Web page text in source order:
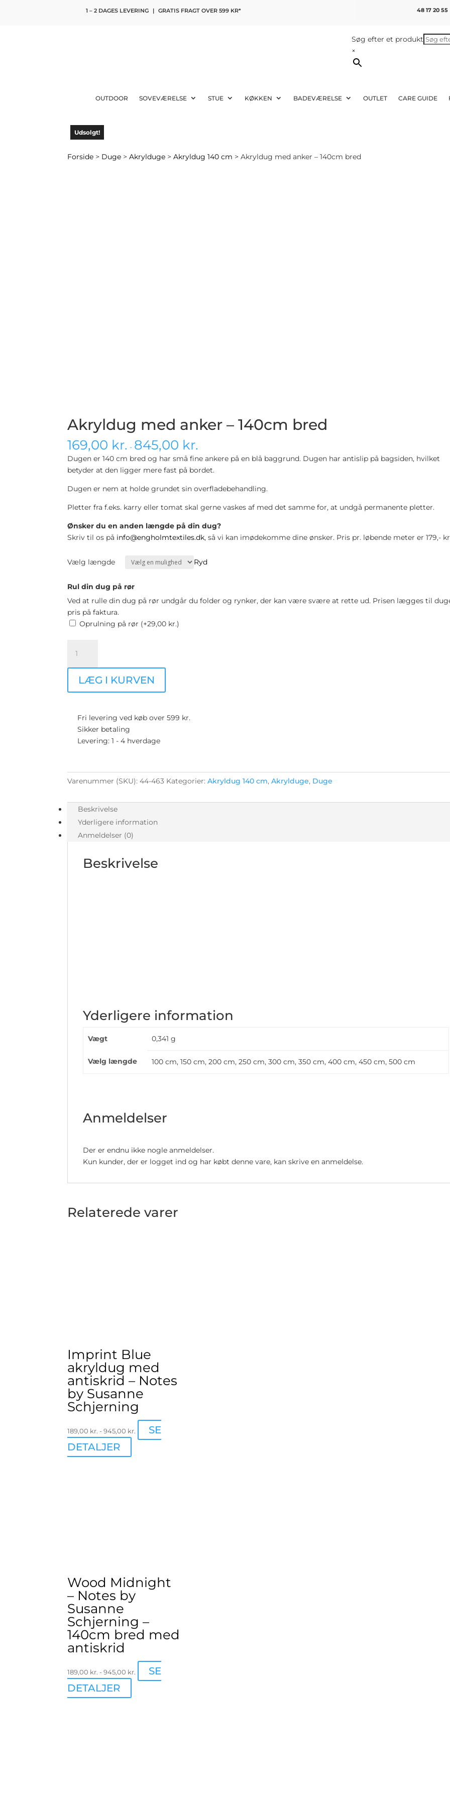
1 – 2 DAGES LEVERING | GRATIS FRAGT OVER 599 KR* 48 17 20 55
Søg efter et produkt
×
OUTDOOR SOVEVÆRELSE STUE KØKKEN BADEVÆRELSE OUTLET CARE GUIDE
Forside > Duge >Akrylduge >Akryldug 140 cm > Akryldug med anker – 140cm bred
Udsolgt!
Akryldug med anker – 140cm bred
169,00 kr. - 845,00 kr.
Dugen er 140 cm bred og har små fine ankere på en blå baggrund. Dugen har antislip på bagsiden, hvilket
betyder at den ligger mere fast på bordet.
Dugen er nem at holde grundet sin overfladebehandling.
Pletter fra f.eks. karry eller tomat skal gerne vaskes af med det samme for, at undgå permanente pletter.
Ønsker du en anden længde på din dug?
Skriv til os på info@engholmtextiles.dk, så vi kan imødekomme dine ønsker. Pris pr. løbende meter er 179,-
Vælg længde Ryd
Rul din dug på rør
Ved at rulle din dug på rør undgår du folder og rynker, der kan være svære at rette ud. Prisen lægges til
pris på faktura.
Oprulning på rør (+29,00 kr.)
med
anker
140cm
antal
LÆG I KURVEN
Fri levering ved køb over 599 kr.
Sikker betaling
Levering: 1 - 4 hverdage
Varenummer (SKU):44-463 Kategorier:Akryldug 140 cm,Akrylduge, Duge
Beskrivelse
Yderligere information
Anmeldelser (0)
Beskrivelse
Yderligere information
Vægt 0,341 g
Vælg længde 100 cm, 150 cm, 200 cm, 250 cm, 300 cm, 350 cm, 400 cm, 450 cm, 500 cm
Anmeldelser
Der er endnu ikke nogle anmeldelser.
Kun kunder, der er logget ind og har købt denne vare, kan skrive en anmeldelse.
Relaterede varer
Imprint Blue
akryldug med
antiskrid – Notes
by Susanne
Schjerning
189,00 kr. -945,00 kr.
SE
DETALJER
vare
Wood Midnight
– Notes by
Susanne
Schjerning –
140cm bred med
antiskrid
189,00 kr. -945,00 kr.
SE
DETALJER
vare